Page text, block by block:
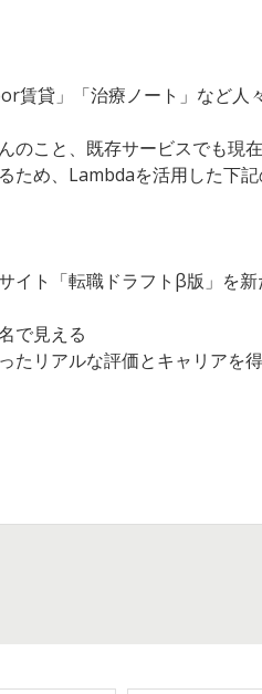
賃貸」「治療ノート」など人
こと、既存サービスでも現
ため、Lambdaを活用した下
ト「転職ドラフトβ版」を新
で見える
リアルな評価とキャリアを